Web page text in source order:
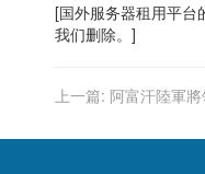
[国外服务器租用平台
我们删除。]
上一篇: 阿富汗陸軍
是夥伴不打了